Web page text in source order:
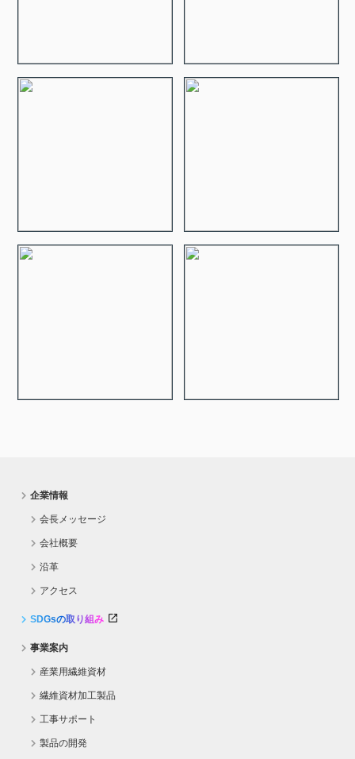
企業情報
会長メッセージ
会社概要
沿革
アクセス
SDGsの取り組み
事業案内
産業用繊維資材
繊維資材加工製品
工事サポート
製品の開発